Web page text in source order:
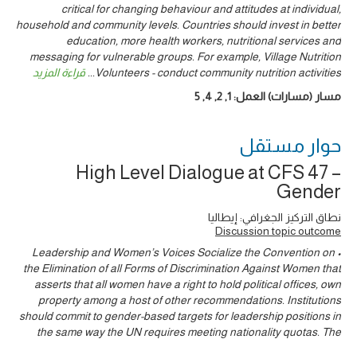
critical for changing behaviour and attitudes at individual,
household and community levels. Countries should invest in better
education, more health workers, nutritional services and
messaging for vulnerable groups. For example, Village Nutrition
Volunteers - conduct community nutrition activities
... قراءة المزيد
مسار (مسارات) العمل:1
,
2
,
4
,
5
حوار ‎مستقل
High Level Dialogue at CFS 47 –
Gender
نطاق التركيز الجغرافي: إيطاليا
Discussion topic outcome
• Leadership and Women’s Voices Socialize the Convention on
the Elimination of all Forms of Discrimination Against Women that
asserts that all women have a right to hold political offices, own
property among a host of other recommendations. Institutions
should commit to gender-based targets for leadership positions in
the same way the UN requires meeting nationality quotas. The